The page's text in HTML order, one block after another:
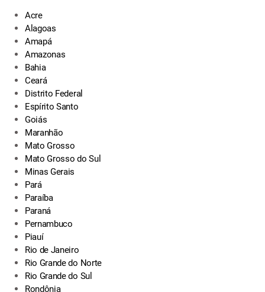
Acre
Alagoas
Amapá
Amazonas
Bahia
Ceará
Distrito Federal
Espírito Santo
Goiás
Maranhão
Mato Grosso
Mato Grosso do Sul
Minas Gerais
Pará
Paraíba
Paraná
Pernambuco
Piauí
Rio de Janeiro
Rio Grande do Norte
Rio Grande do Sul
Rondônia